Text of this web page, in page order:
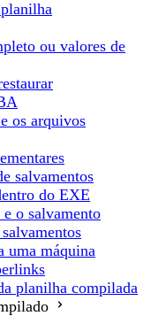
ou valores de
os arquivos
salvamentos
do EXE
o salvamento
uma máquina
planilha compilada